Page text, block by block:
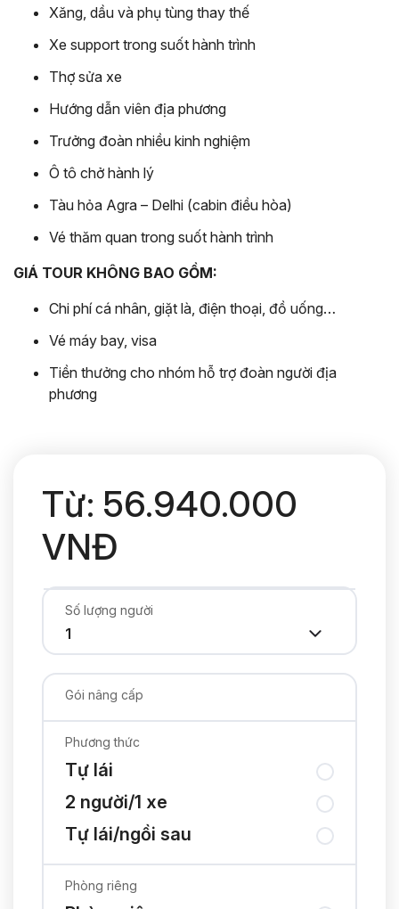
Xăng, dầu và phụ tùng thay thế
Xe support trong suốt hành trình
Thợ sửa xe
Hướng dẫn viên địa phương
Trưởng đoàn nhiều kinh nghiệm
Ô tô chở hành lý
Tàu hỏa Agra – Delhi (cabin điều hòa)
Vé thăm quan trong suốt hành trình
GIÁ TOUR KHÔNG BAO GỒM:
Chi phí cá nhân, giặt là, điện thoại, đồ uống…
Vé máy bay, visa
Tiền thưởng cho nhóm hỗ trợ đoàn người địa
phương
Từ: 56.940.000
VNĐ
Số lượng người
Gói nâng cấp
Phương thức
Tự lái
2 người/1 xe
Tự lái/ngồi sau
Phòng riêng